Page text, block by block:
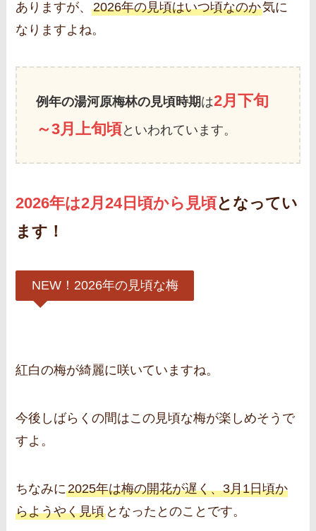
ありますが、2026年の見頃はいつ頃なのか気に
なりますよね。
例年の湯河原梅林の見頃時期は2月下旬
～3月上旬頃といわれています。
2026年は2月24日頃から見頃となってい
ます！
NEW！2026年の見頃な梅
紅白の梅が綺麗に咲いていますね。
今後しばらくの間はこの見頃な梅が楽しめそうで
すよ。
ちなみに2025年は梅の開花が遅く、3月1日頃か
らようやく見頃 となったとのことです。